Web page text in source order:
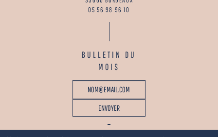
05 56 98 96 10
BULLETIN DU
MOIS